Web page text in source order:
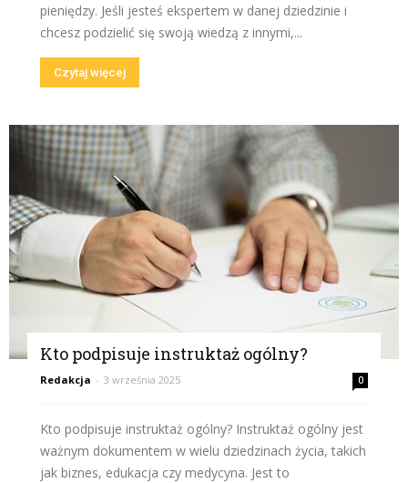
pieniędzy. Jeśli jesteś ekspertem w danej dziedzinie i
chcesz podzielić się swoją wiedzą z innymi,...
Czytaj więcej
Kto podpisuje instruktaż ogólny?
Redakcja - 3 września 2025 0
Kto podpisuje instruktaż ogólny? Instruktaż ogólny jest
ważnym dokumentem w wielu dziedzinach życia, takich
jak biznes, edukacja czy medycyna. Jest to